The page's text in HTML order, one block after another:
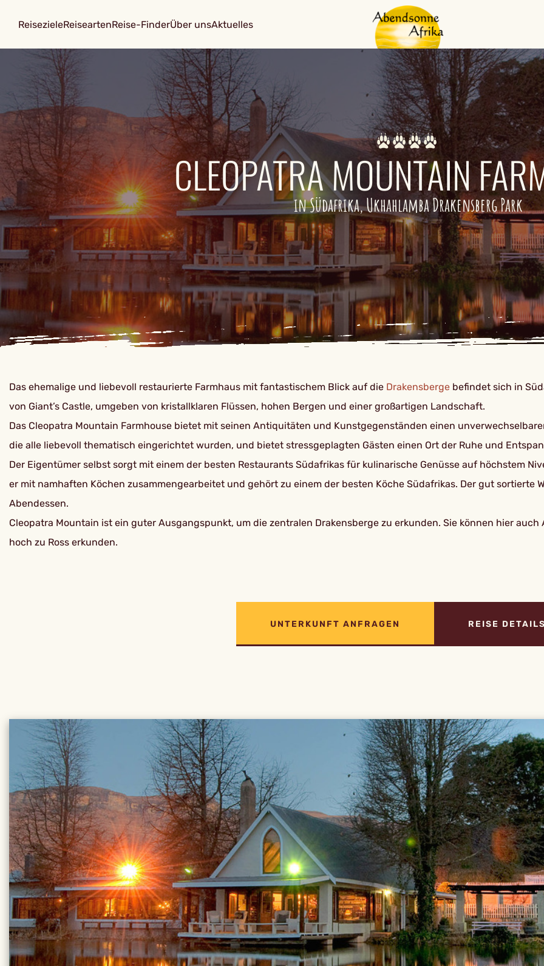
ReisezieleReiseartenReise-FinderÜber unsAktuelles
CLEOPATRA MOUNTAIN
in Südafrika, Ukhahlamba Drakensberg Park
Das ehemalige und liebevoll restaurierte Farmhaus mit fantastischem Blick auf die Drakensberge befindet sich in
von Giant’s Castle, umgeben von kristallklaren Flüssen, hohen Bergen und einer großartigen Landschaft.
Das Cleopatra Mountain Farmhouse bietet mit seinen Antiquitäten und Kunstgegenständen einen
die alle liebevoll thematisch eingerichtet wurden, und bietet stressgeplagten Gästen einen Ort der Ruhe und
Der Eigentümer selbst sorgt mit einem der besten Restaurants Südafrikas für kulinarische Genüsse auf höchstem
er mit namhaften Köchen zusammengearbeitet und gehört zu einem der besten Köche Südafrikas. Der gut sortierte
Abendessen.
Cleopatra Mountain ist ein guter Ausgangspunkt, um die zentralen Drakensberge zu erkunden. Sie können hier
hoch zu Ross erkunden.
UNTERKUNFT ANFRAGEN REISE